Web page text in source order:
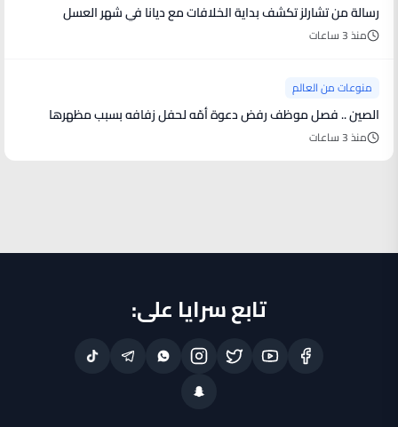
رسالة من تشارلز تكشف بداية الخلافات مع ديانا في شهر العسل
منذ 3 ساعات
منوعات من العالم
الصين .. فصل موظف رفض دعوة أمّه لحفل زفافه بسبب مظهرها
منذ 3 ساعات
تابع سرايا على: